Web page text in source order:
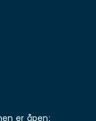
er åpen: